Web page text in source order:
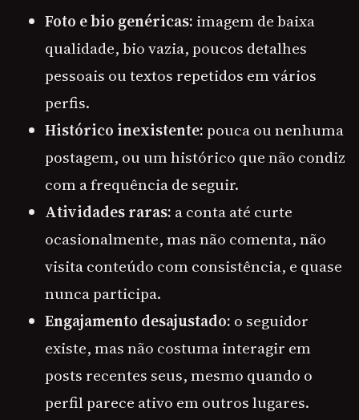
Foto e bio genéricas: imagem de baixa
qualidade, bio vazia, poucos detalhes
pessoais ou textos repetidos em vários
perfis.
Histórico inexistente:pouca ou nenhuma
postagem, ou um histórico que não condiz
com a frequência de seguir.
Atividades raras: a conta até curte
ocasionalmente, mas não comenta, não
visita conteúdo com consistência, e quase
nunca participa.
Engajamento desajustado: o seguidor
existe, mas não costuma interagir em
posts recentes seus, mesmo quando o
perfil parece ativo em outros lugares.